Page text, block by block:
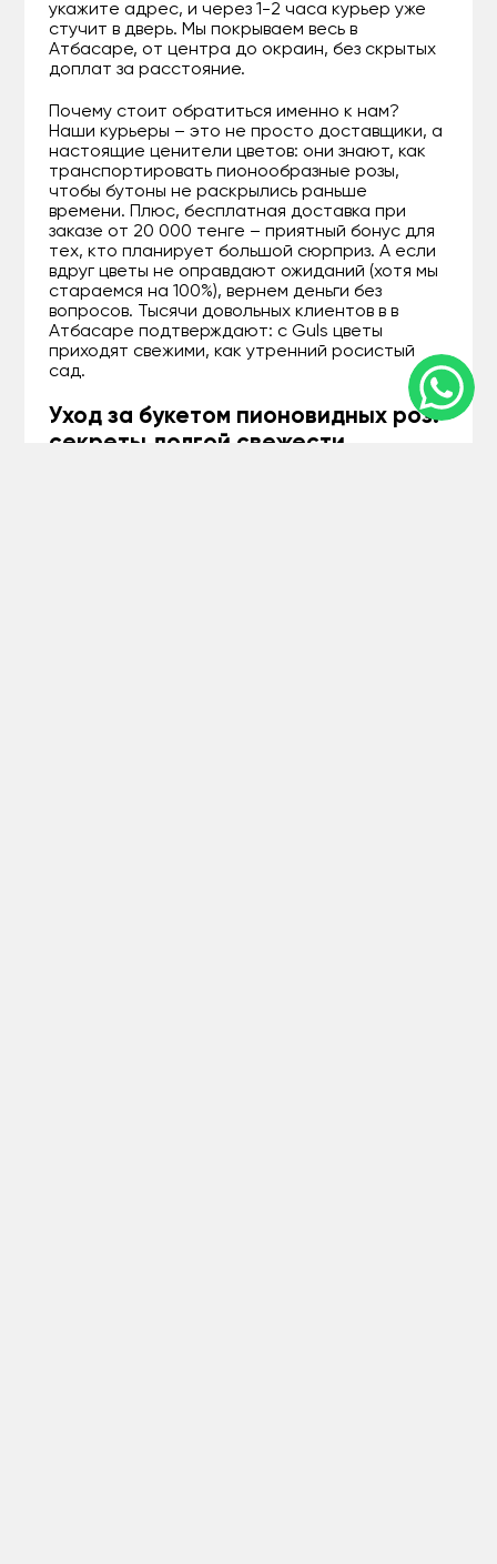
укажите адрес, и через 1-2 часа курьер уже
стучит в дверь. Мы покрываем весь в
Атбасаре, от центра до окраин, без скрытых
доплат за расстояние.
Почему стоит обратиться именно к нам?
Наши курьеры – это не просто доставщики, а
настоящие ценители цветов: они знают, как
транспортировать пионообразные розы,
чтобы бутоны не раскрылись раньше
времени. Плюс, бесплатная доставка при
заказе от 20 000 тенге – приятный бонус для
тех, кто планирует большой сюрприз. А если
вдруг цветы не оправдают ожиданий (хотя мы
стараемся на 100%), вернем деньги без
вопросов. Тысячи довольных клиентов в в
Атбасаре подтверждают: с Guls цветы
приходят свежими, как утренний росистый
сад.
Уход за букетом пионовидных роз:
секреты долгой свежести